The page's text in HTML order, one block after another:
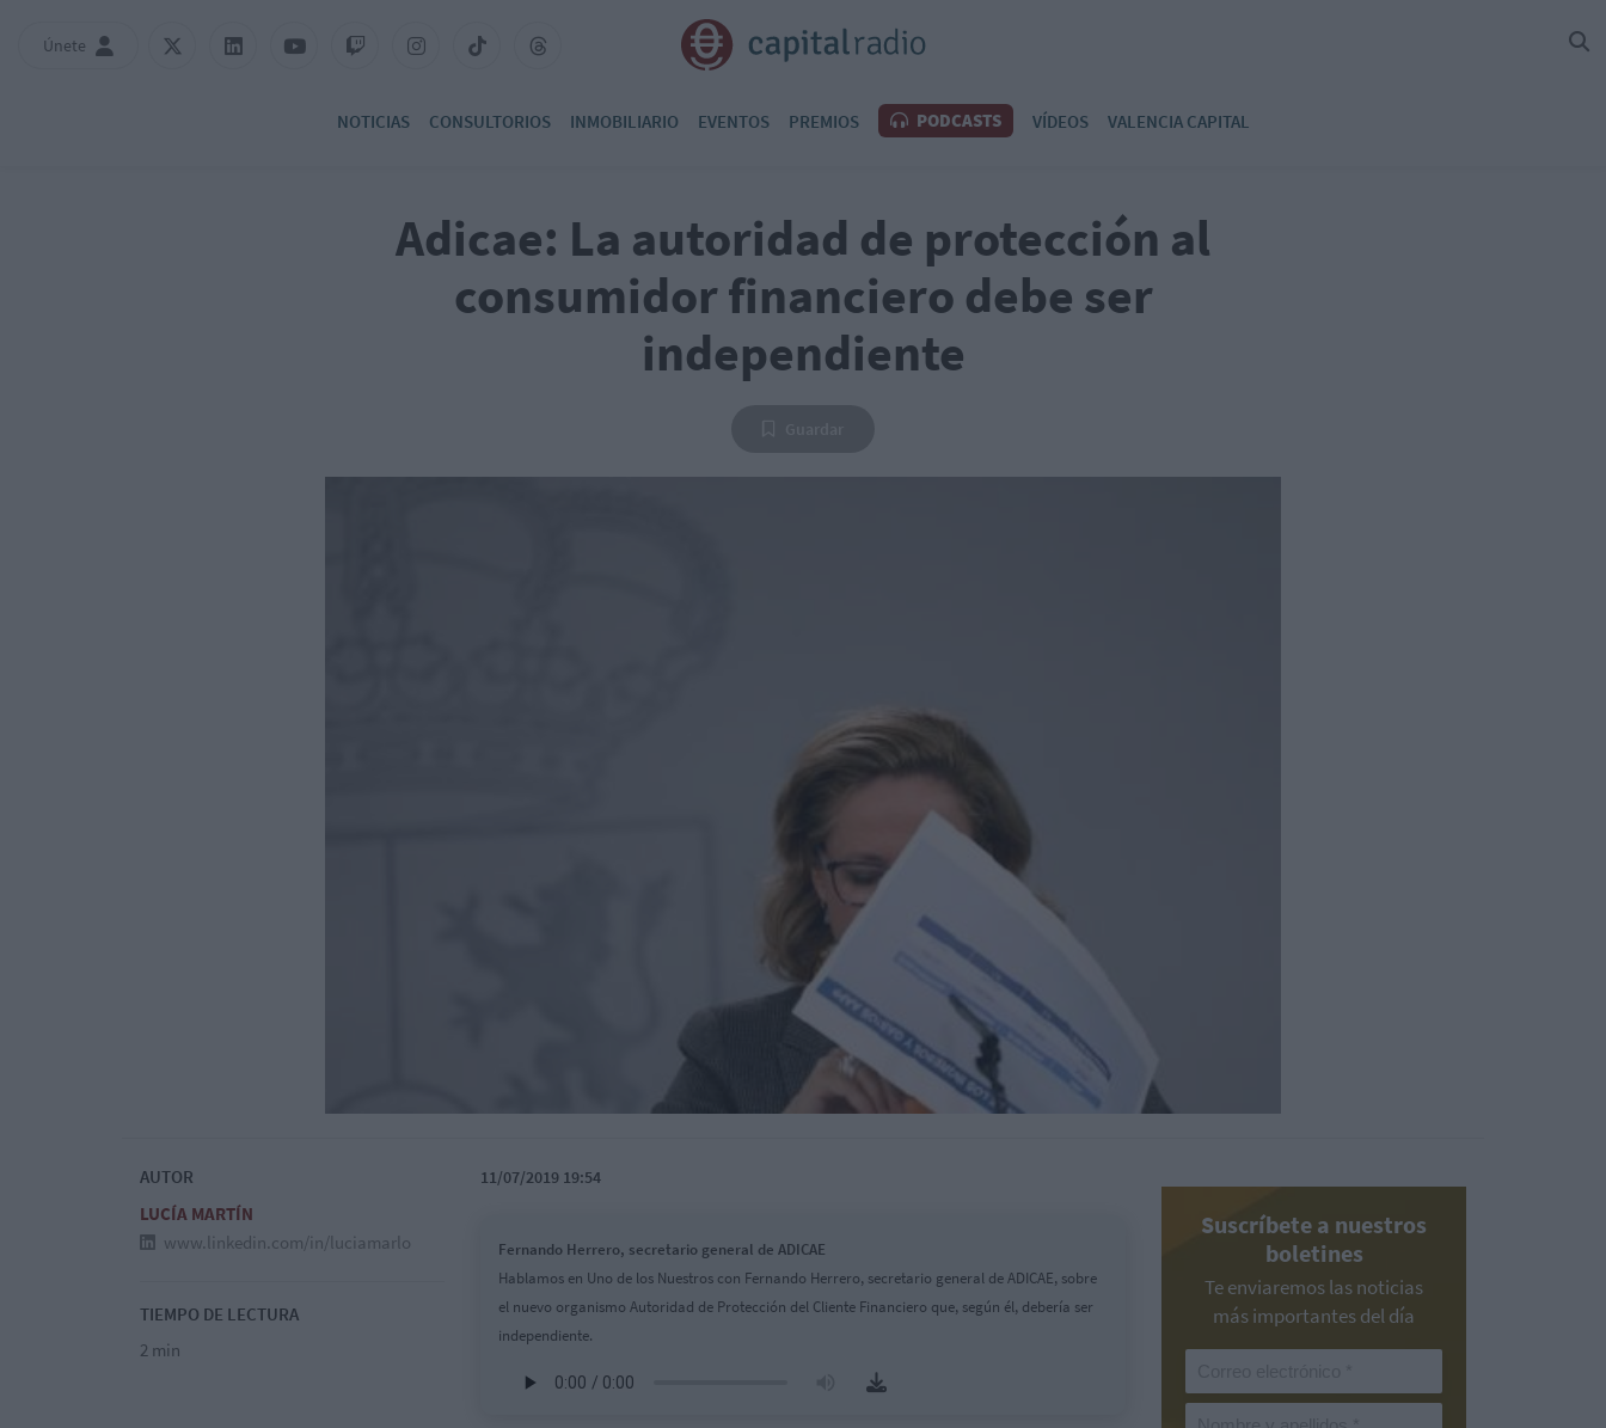
Únete
NOTICIAS CONSULTORIOS INMOBILIARIO EVENTOS PREMIOS PODCASTS VÍDEOS VALENCIA CAPITAL
Adicae: La autoridad de protección al
consumidor financiero debe ser
independiente
AUTOR
LUCÍA MARTÍN
www.linkedin.com/in/luciamarlo
TIEMPO DE LECTURA
2 min
11/07/2019 19:54
Fernando Herrero, secretario general de ADICAE
Hablamos en Uno de los Nuestros con Fernando Herrero, secretario general de ADICAE, sobre
el nuevo organismo Autoridad de Protección del Cliente Financiero que, según él, debería ser
independiente.
Suscríbete a nuestros
boletines
Te enviaremos las noticias
más importantes del día